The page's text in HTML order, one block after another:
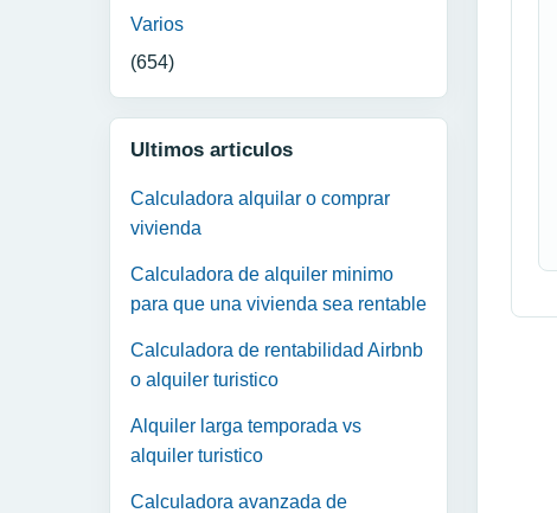
Varios
(654)
Ultimos articulos
Calculadora alquilar o comprar
vivienda
Calculadora de alquiler minimo
para que una vivienda sea rentable
Calculadora de rentabilidad Airbnb
o alquiler turistico
Alquiler larga temporada vs
alquiler turistico
Calculadora avanzada de